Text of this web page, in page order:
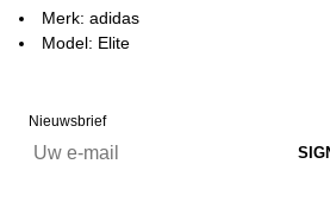
Merk: adidas
Model: Elite
Nieuwsbrief